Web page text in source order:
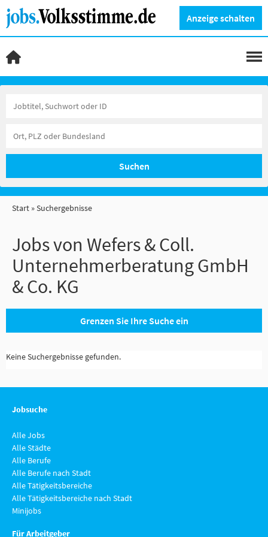
Anzeige schalten
Suchen
Start Suchergebnisse
Jobs von Wefers & Coll.
Unternehmerberatung GmbH
& Co. KG
Grenzen Sie Ihre Suche ein
Keine Suchergebnisse gefunden.
Jobsuche
Alle Jobs
Alle Städte
Alle Berufe
Alle Berufe nach Stadt
Alle Tätigkeitsbereiche
Alle Tätigkeitsbereiche nach Stadt
Minijobs
Für Arbeitgeber